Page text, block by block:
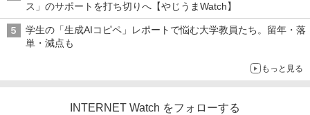
ス」のサポートを打ち切りへ【やじうまWatch】
学生の「生成AIコピペ」レポートで悩む大学教員たち。留年・落
単・減点も
もっと見る
INTERNET Watch をフォローする